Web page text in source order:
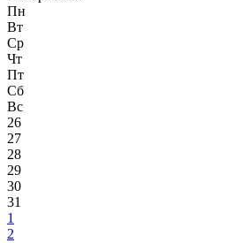
Пн
Вт
Ср
Чт
Пт
Сб
Вс
26
27
28
29
30
31
1
2